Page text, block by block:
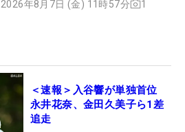
2026年8月7日 (金) 11時57分 1
＜速報＞入谷響が単独首位
永井花奈、金田久美子ら1差
追走